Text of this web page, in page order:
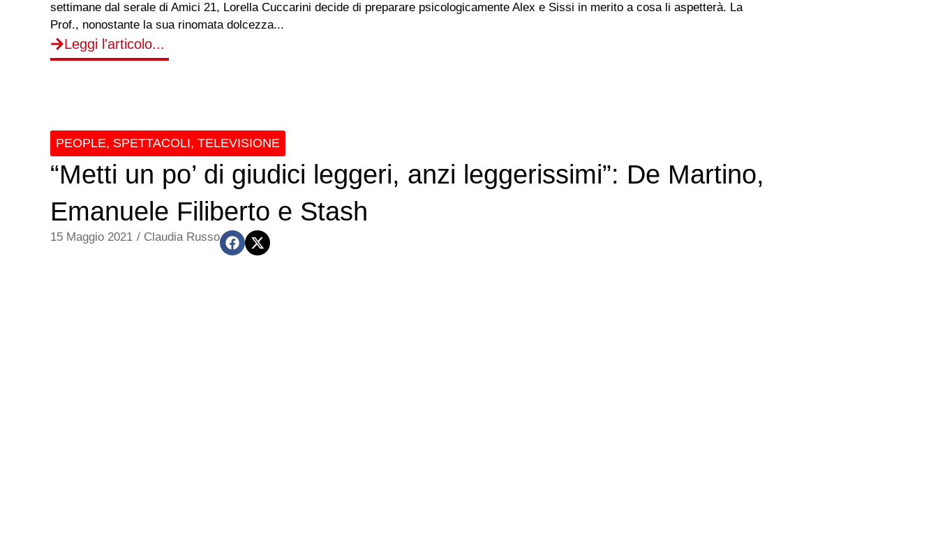
settimane dal serale di Amici 21, Lorella Cuccarini decide di preparare psicologicamente Alex e Sissi in merito a cosa li aspetterà. La
Prof., nonostante la sua rinomata dolcezza...
Leggi l'articolo...
PEOPLE, SPETTACOLI, TELEVISIONE
“Metti un po’ di giudici leggeri, anzi leggerissimi”: De Martino,
Emanuele Filiberto e Stash
15 Maggio 2021 / Claudia Russo